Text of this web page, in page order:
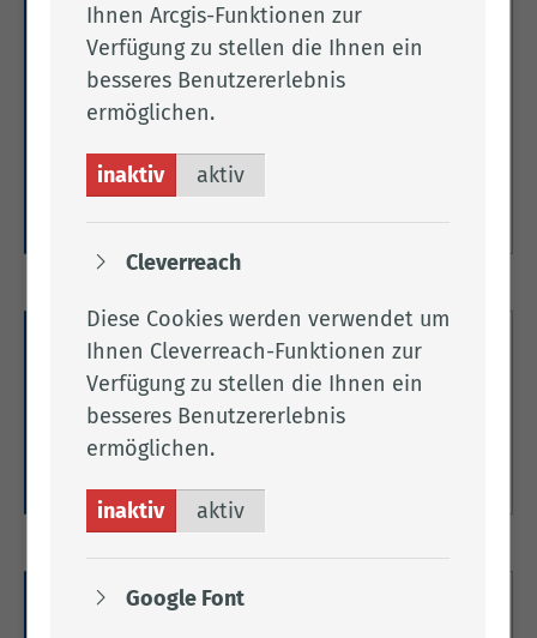
Hochpathogene aviäre Influenza
(HPAI, Geflügelpest)
Hier finden Sie alle Informationen zur
Geflügelpest).
Weitere Informationen
Sonstige Tierseuchen
Hier finden Sie allgemeine Informationen zu
sonstigen Tierseuchen.
Tierseuchenrechtliche
Ihnen Arcgis-Funktionen zur
Verfügung zu stellen die Ihnen ein
besseres Benutzererlebnis
ermöglichen.
inaktiv aktiv
Cleverreach
Diese Cookies werden verwendet um
Ihnen Cleverreach-Funktionen zur
Verfügung zu stellen die Ihnen ein
besseres Benutzererlebnis
ermöglichen.
inaktiv aktiv
Google Font